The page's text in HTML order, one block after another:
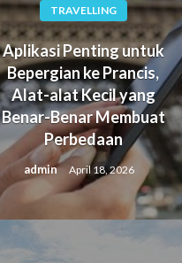
TRAVELLING
Aplikasi Penting untuk
Bepergian ke Prancis,
Alat-alat Kecil yang
Benar-Benar Membuat
Perbedaan
admin April 18, 2026